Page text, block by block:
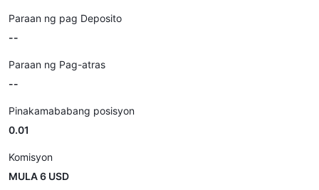
Paraan ng pag Deposito
--
Paraan ng Pag-atras
--
Pinakamababang posisyon
0.01
Komisyon
MULA 6 USD